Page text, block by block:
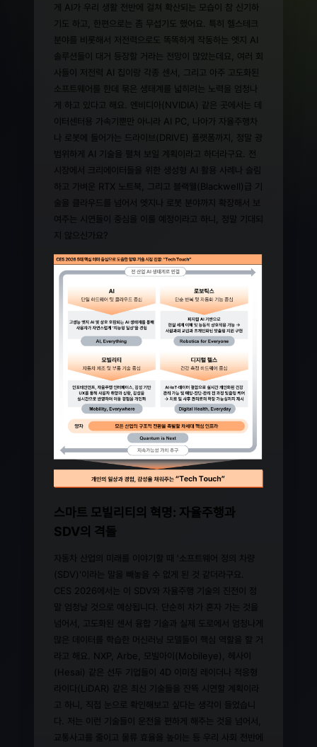
게 AI가 우리 생활 전반에 걸쳐 확산되는 모습이 참 신기하
기도 하고, 한편으로는 좀 무섭기도 했어요. 특히 헬스테크
분야를 비롯해서 저전력으로도 똑똑하게 작동하는 엣지 AI
솔루션들이 대거 등장할 거라는 전망이 많았는데요, 여러 회
사들이 저전력 AI 칩이랑 각종 센서, 그리고 아주 고도화된
소프트웨어를 한데 묶은 생태계를 넓히려는 노력을 엄청나
게 하고 있다고 해요. 엔비디아(NVIDIA) 같은 곳에서는 데
이터센터용 가속기뿐만 아니라 AI PC, 나아가 자율주행차
나 로봇에 들어가는 드라이브(DRIVE) 플랫폼까지, 정말 광
범위하게 AI 기술을 펼쳐 보일 계획이라고 하더라구요. 전
시장에서 크리에이터들을 위한 생성형 AI 활용 사례나 슬림
하고 가벼운 RTX 노트북, 그리고 블랙웰(Blackwell)급 기
술을 클라우드를 넘어서 엣지나 로봇 분야까지 확장해서 보
여주는 시연들이 중심을 이룰 예정이라고 하니, 정말 기대되
지 않으신가요?
스마트 모빌리티의 혁명: 자율주행과
SDV의 격돌
자동차 산업의 미래를 이야기할 때 '소프트웨어 정의 차량
(SDV)'이라는 말을 빼놓을 수 없게 된 것 같더라구요.
CES 2026에서는 이 SDV와 자율주행 기술의 진전이 정
말 엄청날 것으로 예상됩니다. 단순히 차가 혼자 가는 것을
넘어서, 고도화된 센서 융합 기술과 실제 도로에서 엄청나게
많은 데이터를 학습한 머신러닝 모델들이 핵심 역할을 할 거
라고 해요. NXP, Arbe, 모빌아이(Mobileye), 헤사이
(Hesai) 같은 선두 기업들이 4D 이미징 레이더나 적응형
라이다(LiDAR) 같은 최신 기술들을 잔뜩 시연할 계획이라
고 하니, 직접 눈으로 확인해보고 싶다는 생각이 들었습니
다. 저는 이런 기술들이 운전을 편하게 해주는 것을 넘어서,
교통사고를 줄이고 물류 효율을 높이는 등 우리 사회 전반에